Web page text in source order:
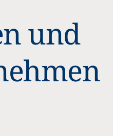
und